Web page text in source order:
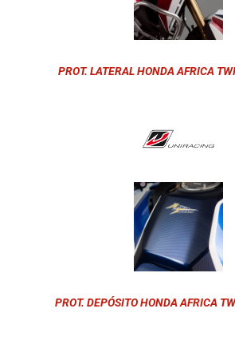
PROT. LATERAL HONDA AFRICA
PROT. DEPÓSITO HONDA AFRICA